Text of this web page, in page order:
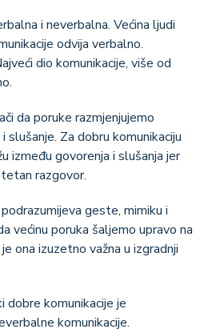
i neverbalna. Većina ljudi
odvija verbalno.
dio komunikacije, više od
da poruke razmjenjujemo
slušanje. Za dobru komunikaciju
između govorenja i slušanja jer
razgovor.
geste, mimiku i
većinu poruka šaljemo upravo na
ona izuzetno važna u izgradnji
dobre komunikacije je
komunikacije.